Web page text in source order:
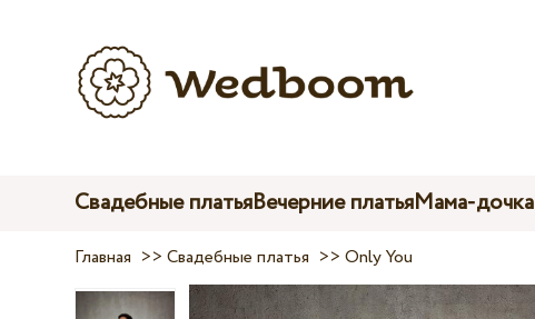
Свадебные платьяВечерние платьяМама-дочка
Главная >>Свадебные платья >>Only You